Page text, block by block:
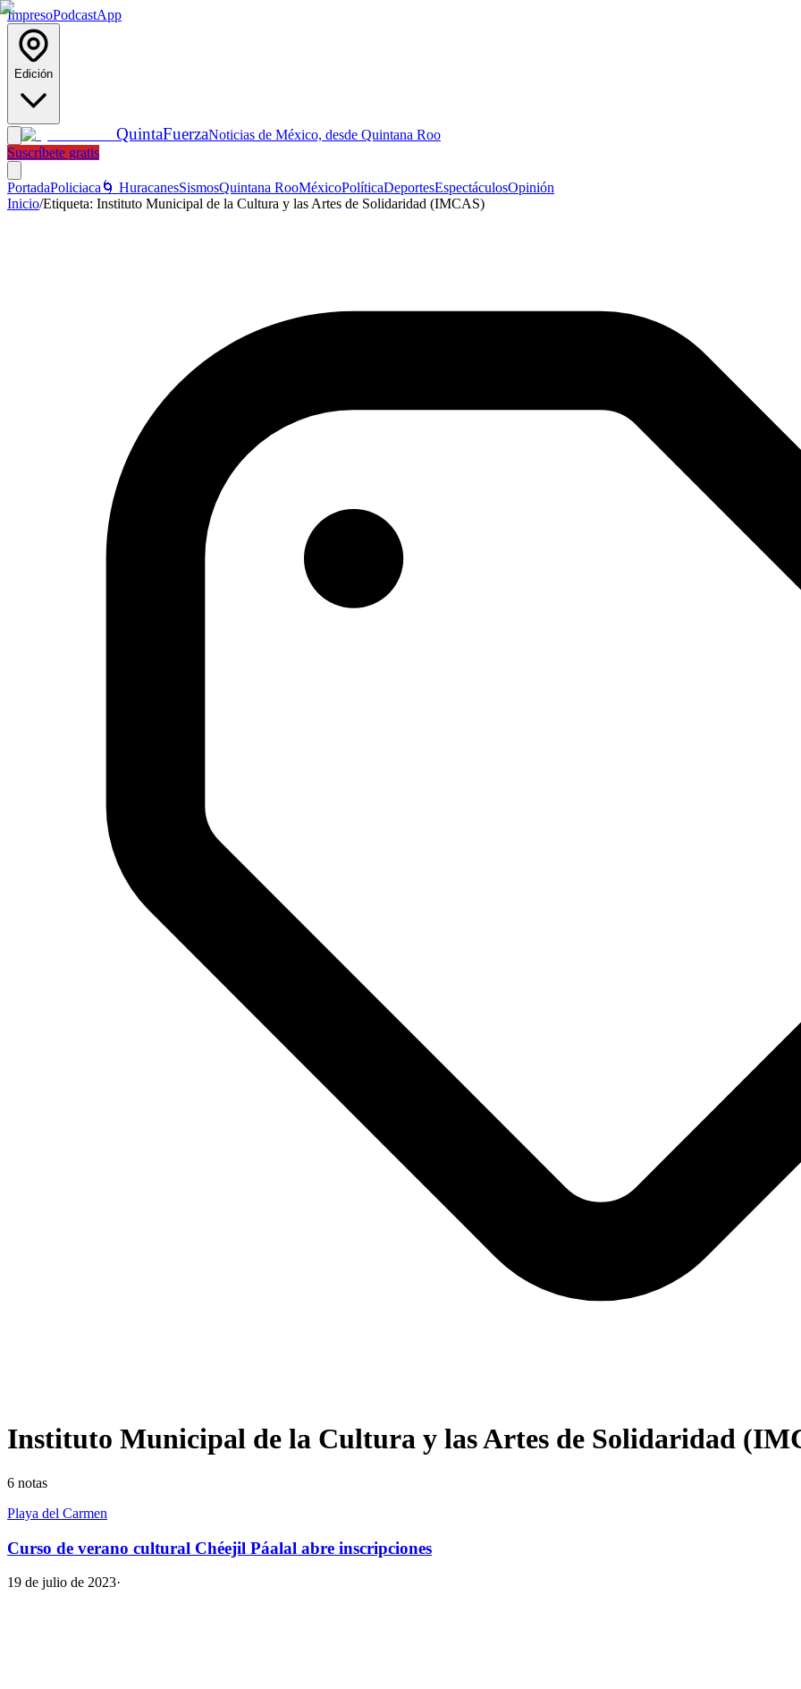
ImpresoPodcastApp
Edición
QuintaFuerzaNoticias de México, desde Quintana Roo
Suscríbete gratis
PortadaPoliciaca 🌀 HuracanesSismosQuintana RooMéxicoPolíticaDeportesEspectáculosOpinión
Inicio/Etiqueta: Instituto Municipal de la Cultura y las Artes de Solidaridad (IMCAS)
Instituto Municipal de la Cultura y las Artes de Solidaridad
6 notas
Playa del Carmen
Curso de verano cultural Chéejil Páalal abre inscripciones
19 de julio de 2023·